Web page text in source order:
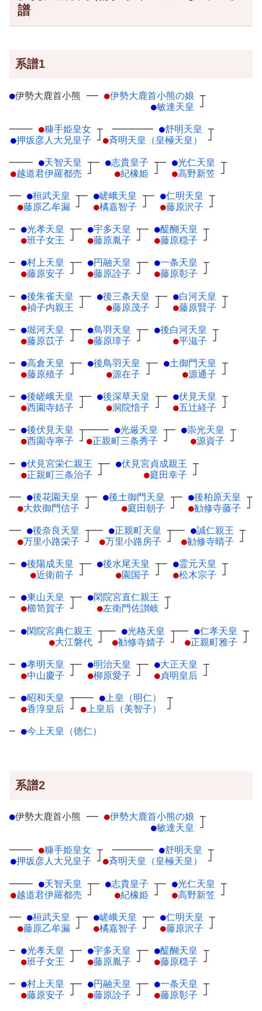
譜
系譜1
●伊勢大鹿首小熊 ── ●伊勢大鹿首小熊の娘 ┬
●敏達天皇 ┘
──── ●糠手姫皇女 ┬
●押坂彦人大兄皇子 ┘
─────── ●舒明天皇 ┬
●斉明天皇（皇極天皇） ┘
──── ●天智天皇 ┬
●越道君伊羅都売 ┘
─ ●志貴皇子 ┬
●紀橡姫 ┘
─ ●光仁天皇 ┬
●高野新笠 ┘
── ●桓武天皇 ┬
●藤原乙牟漏 ┘
─ ●嵯峨天皇 ┬
●橘嘉智子 ┘
─ ●仁明天皇 ┬
●藤原沢子 ┘
─ ●光孝天皇 ┬
●班子女王 ┘
─ ●宇多天皇 ┬
●藤原胤子 ┘
─ ●醍醐天皇 ┬
●藤原穏子 ┘
─ ●村上天皇 ┬
●藤原安子 ┘
─ ●円融天皇 ┬
●藤原詮子 ┘
─ ●一条天皇 ┬
●藤原彰子 ┘
─ ●後朱雀天皇 ┬
●禎子内親王 ┘
─ ●後三条天皇 ┬
●藤原茂子 ┘
─ ●白河天皇 ┬
●藤原賢子 ┘
─ ●堀河天皇 ┬
●藤原苡子 ┘
─ ●鳥羽天皇 ┬
●藤原璋子 ┘
─ ●後白河天皇 ┬
●平滋子 ┘
─ ●高倉天皇 ┬
●藤原殖子 ┘
─ ●後鳥羽天皇 ┬
●源在子 ┘
─ ●土御門天皇 ┬
●源通子 ┘
─ ●後嵯峨天皇 ┬
●西園寺姞子 ┘
─ ●後深草天皇 ┬
●洞院愔子 ┘
─ ●伏見天皇 ┬
●五辻経子 ┘
─ ●後伏見天皇 ┬
●西園寺寧子 ┘
──── ●光厳天皇 ┬
●正親町三条秀子 ┘
─ ●崇光天皇 ┬
●源資子 ┘
─ ●伏見宮栄仁親王 ┬
●正親町三条治子 ┘
─ ●伏見宮貞成親王 ┬
●庭田幸子 ┘
── ●後花園天皇 ┬
●大炊御門信子 ┘
─ ●後土御門天皇 ┬
●庭田朝子 ┘
─ ●後柏原天皇 ┬
●勧修寺藤子 ┘
── ●後奈良天皇 ┬
●万里小路栄子 ┘
── ●正親町天皇 ┬
●万里小路房子 ┘
── ●誠仁親王 ┬
●勧修寺晴子 ┘
─ ●後陽成天皇 ┬
●近衛前子 ┘
─ ●後水尾天皇 ┬
●園国子 ┘
─ ●霊元天皇 ┬
●松木宗子 ┘
─ ●東山天皇 ┬
●櫛笥賀子 ┘
─ ●閑院宮直仁親王 ┬
●左衛門佐讃岐 ┘
─ ●閑院宮典仁親王 ┬
●大江磐代 ┘
── ●光格天皇 ┬
●勧修寺婧子 ┘
── ●仁孝天皇 ┬
●正親町雅子 ┘
─ ●孝明天皇 ┬
●中山慶子 ┘
─ ●明治天皇 ┬
●柳原愛子 ┘
─ ●大正天皇 ┬
●貞明皇后 ┘
─ ●昭和天皇 ┬
●香淳皇后 ┘
─── ●上皇（明仁）
┬
●上皇后（美智子） ┘
─ ●今上天皇（徳仁）
系譜2
●伊勢大鹿首小熊 ── ●伊勢大鹿首小熊の娘 ┬
●敏達天皇 ┘
──── ●糠手姫皇女 ┬
●押坂彦人大兄皇子 ┘
─────── ●舒明天皇 ┬
●斉明天皇（皇極天皇） ┘
──── ●天智天皇 ┬
●越道君伊羅都売 ┘
─ ●志貴皇子 ┬
●紀橡姫 ┘
─ ●光仁天皇 ┬
●高野新笠 ┘
── ●桓武天皇 ┬
●藤原乙牟漏 ┘
─ ●嵯峨天皇 ┬
●橘嘉智子 ┘
─ ●仁明天皇 ┬
●藤原沢子 ┘
─ ●光孝天皇 ┬
●班子女王 ┘
─ ●宇多天皇 ┬
●藤原胤子 ┘
─ ●醍醐天皇 ┬
●藤原穏子 ┘
─ ●村上天皇 ┬
●藤原安子 ┘
─ ●円融天皇 ┬
●藤原詮子 ┘
─ ●一条天皇 ┬
●藤原彰子 ┘